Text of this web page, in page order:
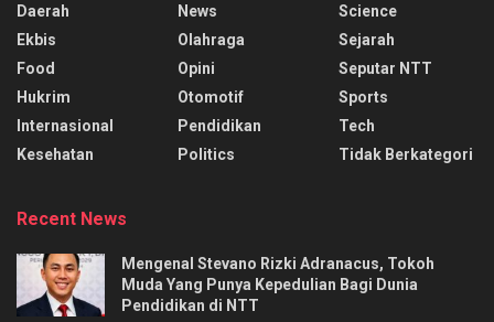
Daerah
Ekbis
Food
Hukrim
Internasional
Kesehatan
News
Olahraga
Opini
Otomotif
Pendidikan
Politics
Science
Sejarah
Seputar NTT
Sports
Tech
Tidak Berkategori
Recent News
Mengenal Stevano Rizki Adranacus, Tokoh
Muda Yang Punya Kepedulian Bagi Dunia
Pendidikan di NTT